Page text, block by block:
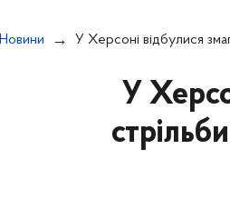
Новини У Херсоні відбулися змагання з практичної стрільби в
У